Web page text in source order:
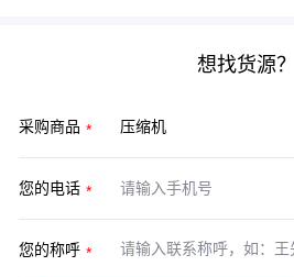
想找货源？
采购商品
您的电话
您的称呼